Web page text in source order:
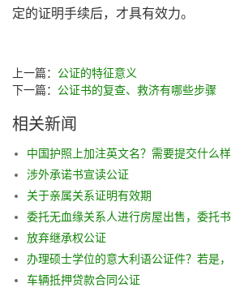
定的证明手续后，才具有效力。
上一篇： 公证的特征意义
下一篇： 公证书的复查、救济有哪些步骤
相关新闻
涉外承诺书宣读公证
关于亲属关系证明有效期
放弃继承权公证
车辆抵押贷款合同公证